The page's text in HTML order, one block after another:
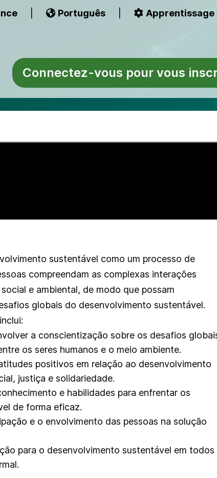
Português Apprentissage
Connectez-vous pour vous
sustentável como um processo de
compreendam as complexas interações
e ambiental, de modo que possam
globais do desenvolvimento sustentável.
a conscientização sobre os desafios
os seres humanos e o meio ambiente.
positivos em relação ao desenvolvimento
justiça e solidariedade.
e habilidades para enfrentar os
de forma eficaz.
e o envolvimento das pessoas na solução
para o desenvolvimento sustentável em todos